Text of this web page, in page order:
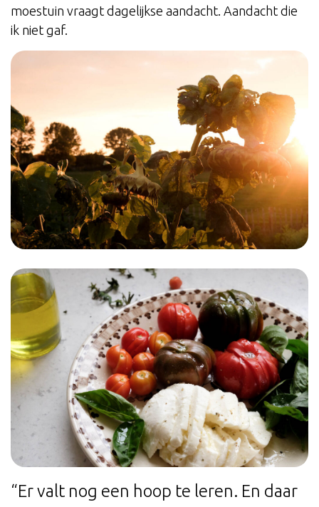
moestuin vraagt dagelijkse aandacht. Aandacht die
ik niet gaf.
“Er valt nog een hoop te leren. En daar